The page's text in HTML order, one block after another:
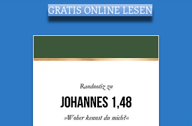
GRATIS ONLINE LESEN